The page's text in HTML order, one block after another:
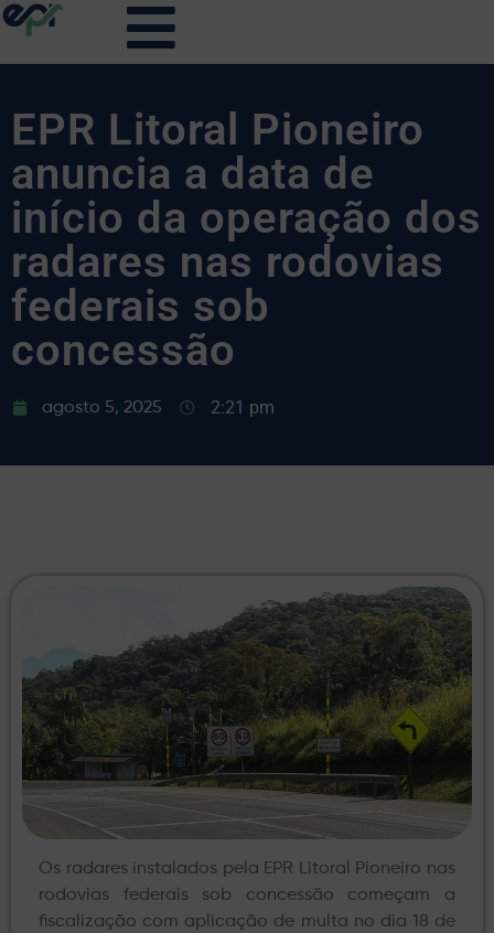
EPR Litoral Pioneiro
anuncia a data de
início da operação dos
radares nas rodovias
federais sob
concessão
agosto 5, 2025 2:21 pm
Os radares instalados pela EPR Litoral Pioneiro nas
rodovias federais sob concessão começam a
fiscalização com aplicação de multa no dia 18 de